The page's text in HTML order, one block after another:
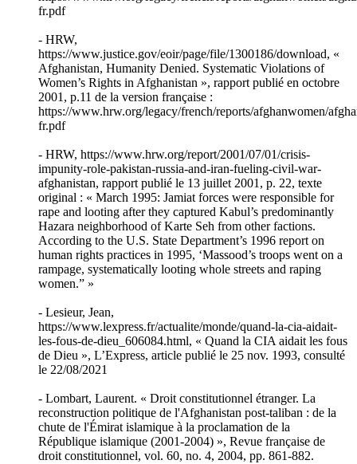
fr.pdf
- HRW,
https://www.justice.gov/eoir/page/file/1300186/download, «
Afghanistan, Humanity Denied. Systematic Violations of
Women’s Rights in Afghanistan », rapport publié en octobre
2001, p.11 de la version française :
https://www.hrw.org/legacy/french/reports/afghanwomen/
fr.pdf
- HRW, https://www.hrw.org/report/2001/07/01/crisis-
impunity-role-pakistan-russia-and-iran-fueling-civil-war-
afghanistan, rapport publié le 13 juillet 2001, p. 22, texte
original : « March 1995: Jamiat forces were responsible for
rape and looting after they captured Kabul’s predominantly
Hazara neighborhood of Karte Seh from other factions.
According to the U.S. State Department’s 1996 report on
human rights practices in 1995, ‘Massood’s troops went on a
rampage, systematically looting whole streets and raping
women.” »
- Lesieur, Jean,
https://www.lexpress.fr/actualite/monde/quand-la-cia-aidait-
les-fous-de-dieu_606084.html, « Quand la CIA aidait les fous
de Dieu », L’Express, article publié le 25 nov. 1993, consulté
le 22/08/2021
- Lombart, Laurent. « Droit constitutionnel étranger. La
reconstruction politique de l'Afghanistan post-taliban : de la
chute de l'Émirat islamique à la proclamation de la
République islamique (2001-2004) », Revue française de
droit constitutionnel, vol. 60, no. 4, 2004, pp. 861-882.